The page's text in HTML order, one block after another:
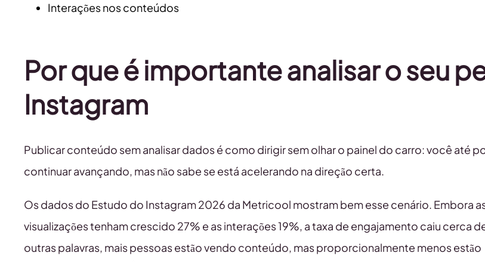
Interações nos conteúdos
Por que é importante analisar o seu
Instagram
Publicar conteúdo sem analisar dados é como dirigir sem olhar o painel do carro: você até
continuar avançando, mas não sabe se está acelerando na direção certa.
Os dados do Estudo do Instagram 2026 da Metricool mostram bem esse cenário. Embora
visualizações tenham crescido 27% e as interações 19%, a taxa de engajamento caiu cerca
outras palavras, mais pessoas estão vendo conteúdo, mas proporcionalmente menos estão